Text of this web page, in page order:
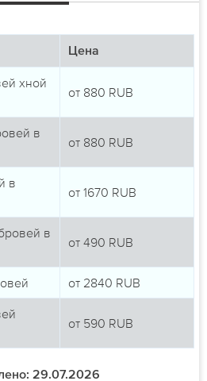
Цена
хной
от 880 RUB
в
от 880 RUB
в
от 1670 RUB
в
от 490 RUB
от 2840 RUB
от 590 RUB
29.07.2026